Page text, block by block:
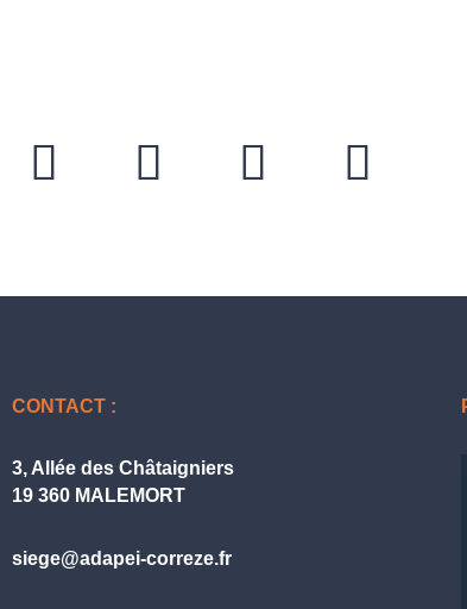
CONTACT :
3, Allée des Châtaigniers
19 360 MALEMORT
siege@adapei-correze.fr